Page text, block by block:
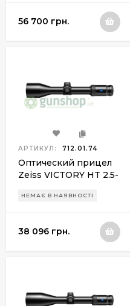
56 700 грн.
АРТИКУЛ: 712.01.74
Оптический прицел
Zeiss VICTORY HT 2.5-
НЕМАЄ В НАЯВНОСТІ
38 096 грн.